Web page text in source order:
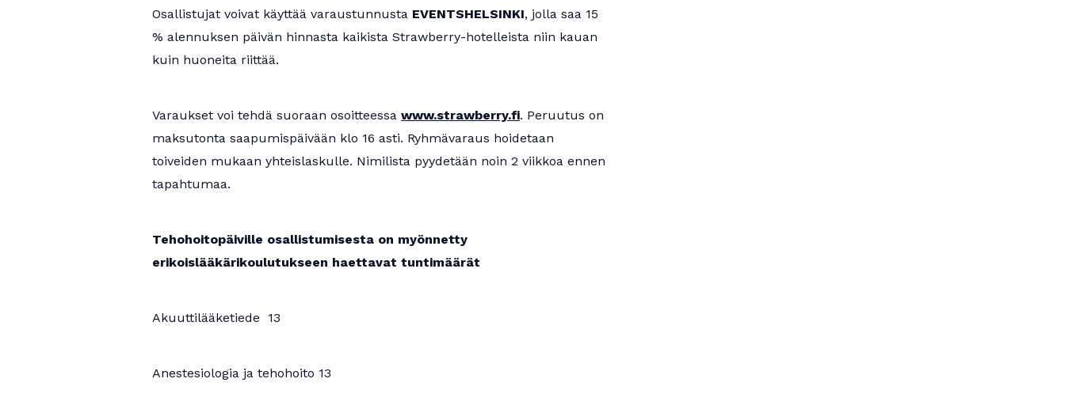
Osallistujat voivat käyttää varaustunnusta EVENTSHELSINKI, jolla saa 15
% alennuksen päivän hinnasta kaikista Strawberry-hotelleista niin kauan
kuin huoneita riittää.
Varaukset voi tehdä suoraan osoitteessa www.strawberry.fi. Peruutus on
maksutonta saapumispäivään klo 16 asti. Ryhmävaraus hoidetaan
toiveiden mukaan yhteislaskulle. Nimilista pyydetään noin 2 viikkoa ennen
tapahtumaa.
Tehohoitopäiville osallistumisesta on myönnetty
erikoislääkärikoulutukseen haettavat tuntimäärät
Akuuttilääketiede 13
Anestesiologia ja tehohoito 13